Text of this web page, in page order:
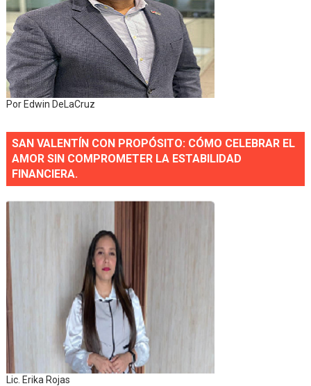
Por Edwin DeLaCruz
SAN VALENTÍN CON PROPÓSITO: CÓMO CELEBRAR EL
AMOR SIN COMPROMETER LA ESTABILIDAD
FINANCIERA.
Lic. Erika Rojas